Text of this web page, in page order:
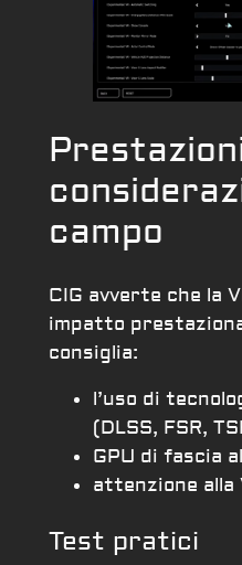
campo
CIG avverte che la
impatto
consiglia:
l’uso di
(DLSS, FSR,
GPU di fascia
attenzione alla
Test pratici